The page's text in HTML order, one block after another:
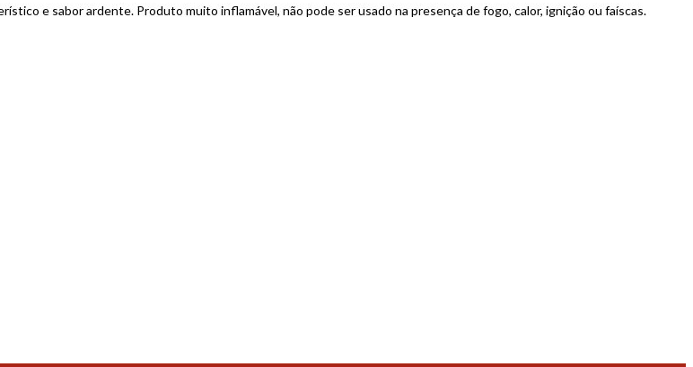
e sabor ardente. Produto muito inflamável, não pode ser usado na presença de fogo, calor, ignição ou faíscas.